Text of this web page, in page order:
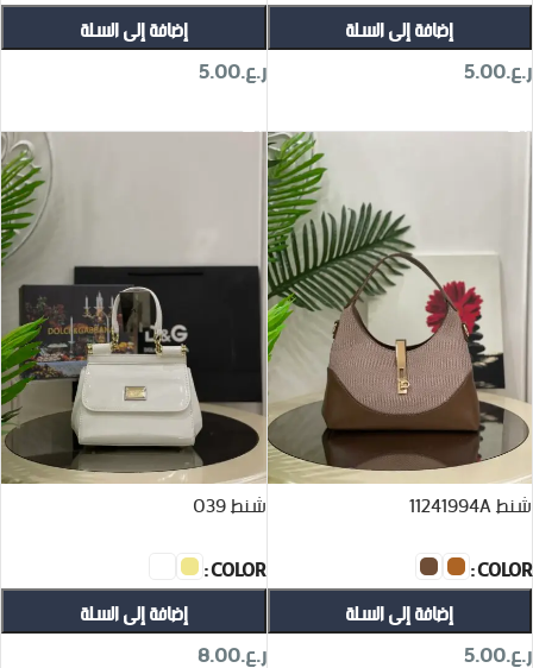
إضافة إلى السلة
ر.ع.5.00
إضافة إلى السلة
ر.ع.5.00
شنط 11241994A
COLOR
إضافة إلى السلة
ر.ع.5.00
شنط 039
COLOR
إضافة إلى السلة
ر.ع.8.00